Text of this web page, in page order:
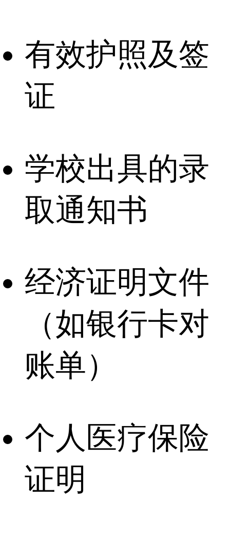
有效护照及签
证
学校出具的录
取通知书
经济证明文件
（如银行卡对
账单）
个人医疗保险
证明